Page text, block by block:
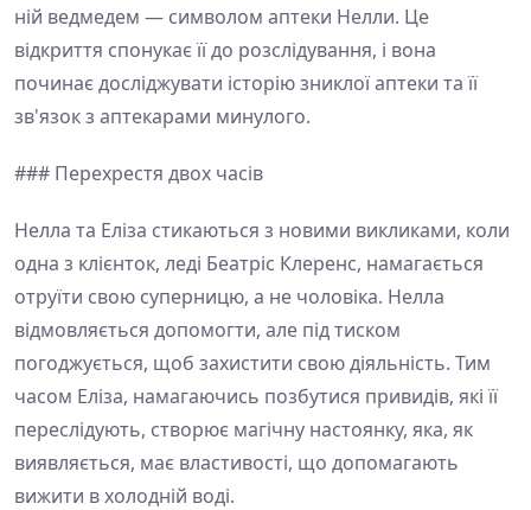
ній ведмедем — символом аптеки Нелли. Це
відкриття спонукає її до розслідування, і вона
починає досліджувати історію зниклої аптеки та її
зв'язок з аптекарами минулого.
### Перехрестя двох часів
Нелла та Еліза стикаються з новими викликами, коли
одна з клієнток, леді Беатріс Клеренс, намагається
отруїти свою суперницю, а не чоловіка. Нелла
відмовляється допомогти, але під тиском
погоджується, щоб захистити свою діяльність. Тим
часом Еліза, намагаючись позбутися привидів, які її
переслідують, створює магічну настоянку, яка, як
виявляється, має властивості, що допомагають
вижити в холодній воді.